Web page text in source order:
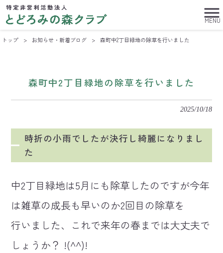
MENU
トップ > お知らせ・新着ブログ > 森町中2丁目緑地の除草を行いました
森町中2丁目緑地の除草を行いました
2025/10/18
時折の小雨でしたが決行し綺麗になりまし
た
中2丁目緑地は5月にも除草したのですが今年
は雑草の成長も早いのか2回目の除草を
行いました、これで来年の春までは大丈夫で
しょうか？ !(^^)!